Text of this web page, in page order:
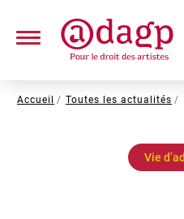
contenu
Fil
Accueil Toutes les actualités
Vie